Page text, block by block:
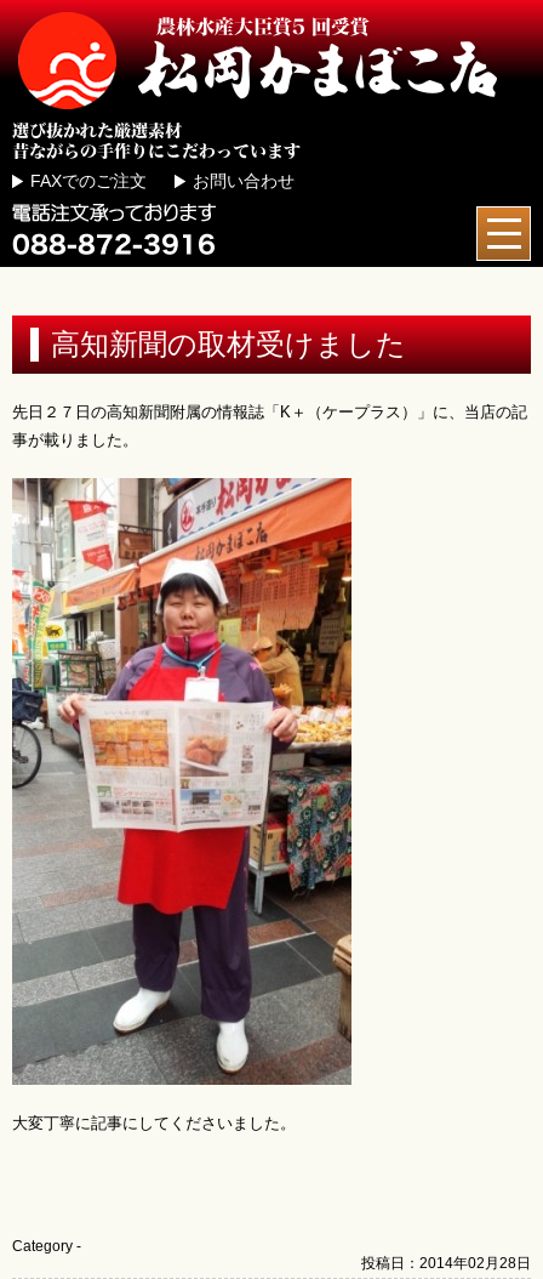
FAXでのご注文 お問い合わせ
高知新聞の取材受けました
先日２７日の高知新聞附属の情報誌「K＋（ケープラス）」に、当店の記
事が載りました。
大変丁寧に記事にしてくださいました。
Category -
投稿日：2014年02月28日